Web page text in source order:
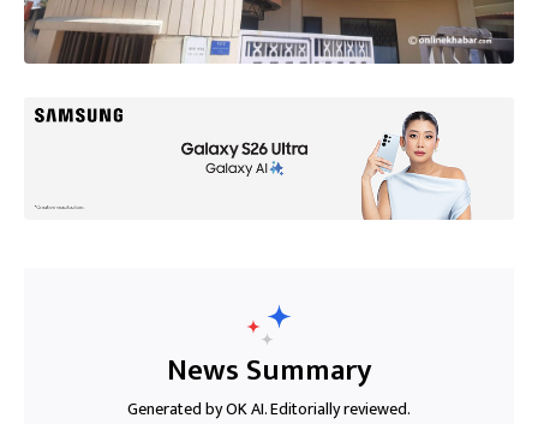
News Summary
Generated by OK AI. Editorially reviewed.